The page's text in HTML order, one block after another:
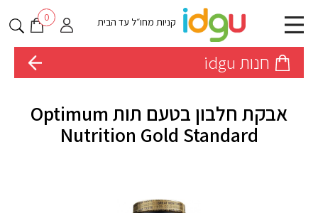
קניות מחו״ל עד הבית 0
חנות idgu
אבקת חלבון בטעם תות Optimum
Nutrition Gold Standard